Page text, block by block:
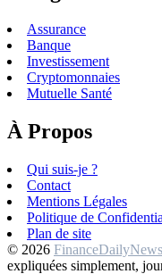
Assurance
Banque
Investissement
Cryptomonnaies
Mutuelle Santé
À Propos
Qui suis-je ?
Contact
Mentions Légales
Politique de
Plan de site
© 2026 FinanceDailyNews
expliquées simplement,